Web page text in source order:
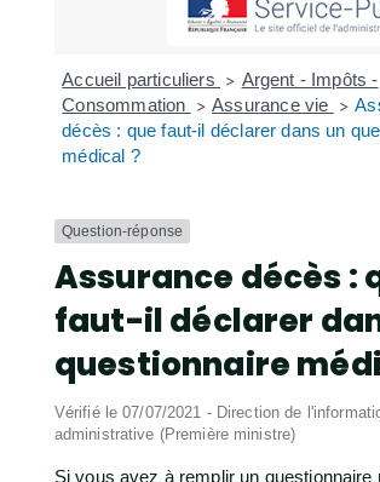
Accueil particuliers > Argent - Impôts -
Consommation
> Assurance vie >
décès : que faut-il déclarer dans un
médical ?
Question-réponse
Assurance décès :
faut-il déclarer
questionnaire
Vérifié le 07/07/2021 - Direction de
administrative (Première ministre)
Si vous avez à remplir un questionnaire